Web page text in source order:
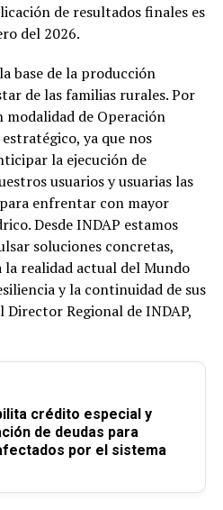
de resultados finales es
del 2026.
base de la producción
de las familias rurales. Por
modalidad de Operación
ya que nos
la ejecución de
usuarios y usuarias las
enfrentar con mayor
Desde INDAP estamos
soluciones concretas,
la realidad actual del Mundo
y la continuidad de sus
Regional de INDAP,
crédito especial y
de deudas para
por el sistema